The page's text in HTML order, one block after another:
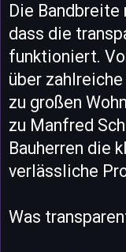
Die
dass die
funktioniert.
über
zu großen
zu Manfred
Bauherren die
verlässliche
Was